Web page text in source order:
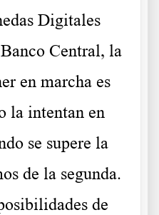
Digitales
Central, la
en marcha es
la intentan en
se supere la
de la segunda.
de